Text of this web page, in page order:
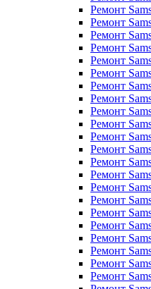
Ремонт
Ремонт
Ремонт
Ремонт
Ремонт
Ремонт
Ремонт
Ремонт
Ремонт
Ремонт
Ремонт
Ремонт
Ремонт
Ремонт
Ремонт
Ремонт
Ремонт
Ремонт
Ремонт
Ремонт
Ремонт
Ремонт